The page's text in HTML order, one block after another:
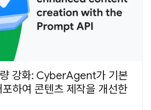
강화: CyberAgent가 기본
하여 콘텐츠 제작을 개선한